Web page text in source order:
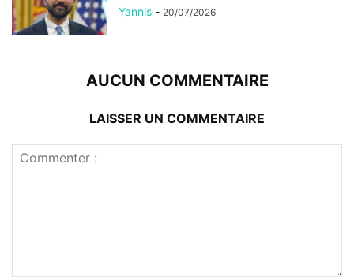
Yannis - 20/07/2026
AUCUN COMMENTAIRE
LAISSER UN COMMENTAIRE